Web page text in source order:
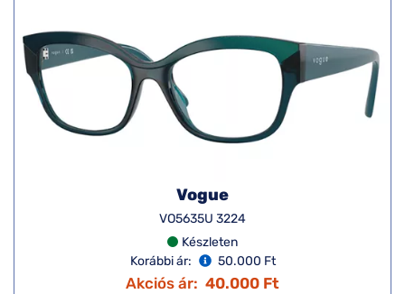
Vogue
VO5635U 3224
Készleten
Korábbi ár:
50.000 Ft
Akciós ár: 40.000 Ft